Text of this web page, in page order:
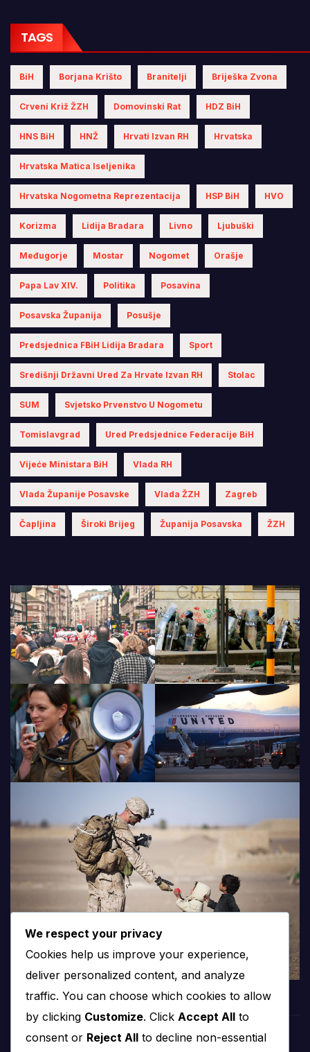
TAGS
BiH Borjana Krišto Branitelji Briješka Zvona
Crveni Križ ŽZH Domovinski Rat HDZ BiH
HNS BiH HNŽ Hrvati Izvan RH Hrvatska
Hrvatska Matica Iseljenika
Hrvatska Nogometna Reprezentacija HSP BiH HVO
Korizma Lidija Bradara Livno Ljubuški
Međugorje Mostar Nogomet Orašje
Papa Lav XIV. Politika Posavina
Posavska Županija Posušje
Predsjednica FBiH Lidija Bradara Sport
Središnji Državni Ured Za Hrvate Izvan RH Stolac
SUM Svjetsko Prvenstvo U Nogometu
Tomislavgrad Ured Predsjednice Federacije BiH
Vijeće Ministara BiH Vlada RH
Vlada Županije Posavske Vlada ŽZH Zagreb
Čapljina Široki Brijeg Županija Posavska ŽZH
We respect your privacy
Cookies help us improve your experience,
deliver personalized content, and analyze
traffic. You can choose which cookies to allow
by clicking Customize. Click Accept All to
consent or Reject All to decline non-essential